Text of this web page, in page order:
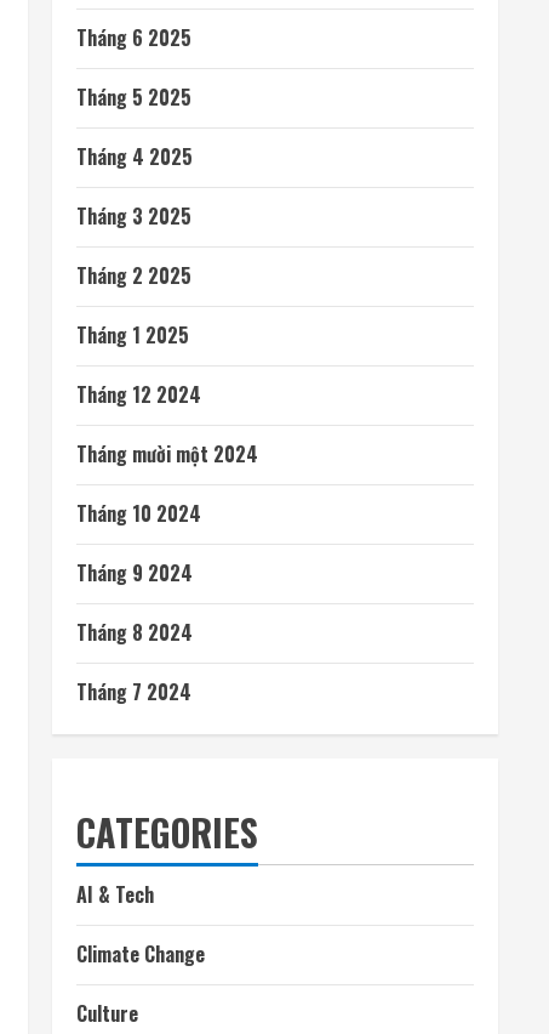
Tháng 6 2025
Tháng 5 2025
Tháng 4 2025
Tháng 3 2025
Tháng 2 2025
Tháng 1 2025
Tháng 12 2024
Tháng mười một 2024
Tháng 10 2024
Tháng 9 2024
Tháng 8 2024
Tháng 7 2024
CATEGORIES
AI & Tech
Climate Change
Culture